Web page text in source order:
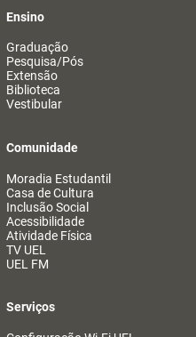
Ensino
Graduação
Pesquisa/Pós
Extensão
Biblioteca
Vestibular
Comunidade
Moradia Estudantil
Casa de Cultura
Inclusão Social
Acessibilidade
Atividade Física
TV UEL
UEL FM
Serviços